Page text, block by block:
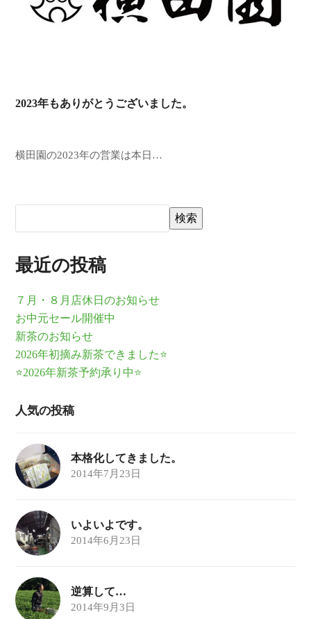
2023年もありがとうございました。
横田園の2023年の営業は本日…
検索
最近の投稿
７月・８月店休日のお知らせ
お中元セール開催中
新茶のお知らせ
2026年初摘み新茶できました⭐
⭐2026年新茶予約承り中⭐
人気の投稿
本格化してきました。
2014年7月23日
いよいよです。
2014年6月23日
逆算して…
2014年9月3日